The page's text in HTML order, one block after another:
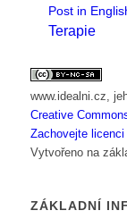
Post in
Terapie
www.idealni.cz ,
Creative
Zachovejte
Vytvořeno na
ZÁKLADNÍ